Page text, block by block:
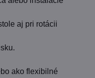
aj pri rotácii
ako flexibilné